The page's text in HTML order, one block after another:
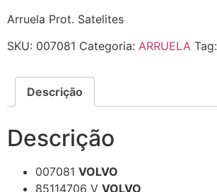
Arruela Prot. Satelites
SKU: 007081 Categoria: ARRUELA Tag:
Descrição
Descrição
007081 VOLVO
85114706 V VOLVO